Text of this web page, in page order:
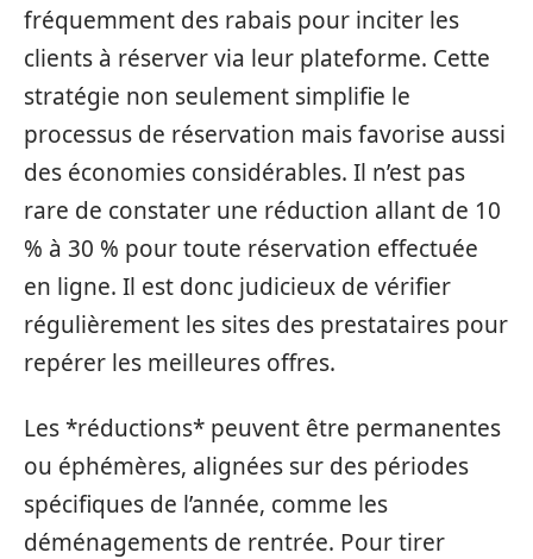
fréquemment des rabais pour inciter les
clients à réserver via leur plateforme. Cette
stratégie non seulement simplifie le
processus de réservation mais favorise aussi
des économies considérables. Il n’est pas
rare de constater une réduction allant de 10
% à 30 % pour toute réservation effectuée
en ligne. Il est donc judicieux de vérifier
régulièrement les sites des prestataires pour
repérer les meilleures offres.
Les *réductions* peuvent être permanentes
ou éphémères, alignées sur des périodes
spécifiques de l’année, comme les
déménagements de rentrée. Pour tirer